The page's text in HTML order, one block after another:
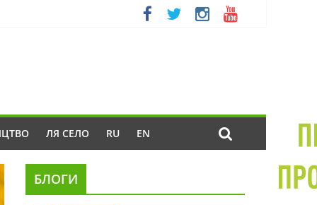
ЛЯ СЕЛО RU EN
БЛОГИ